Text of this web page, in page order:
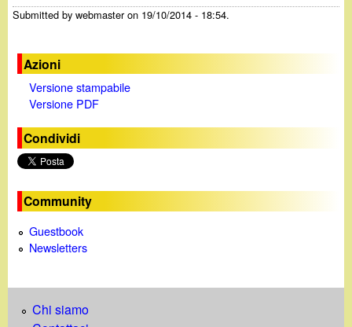
Submitted bywebmasteron 19/10/2014 - 18:54.
Azioni
Versione stampabile
Versione PDF
Condividi
Community
Guestbook
Newsletters
Chi siamo